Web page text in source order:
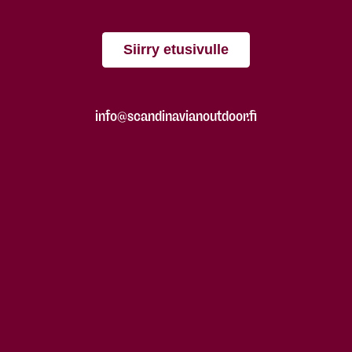
Siirry etusivulle
info@scandinavianoutdoor.fi